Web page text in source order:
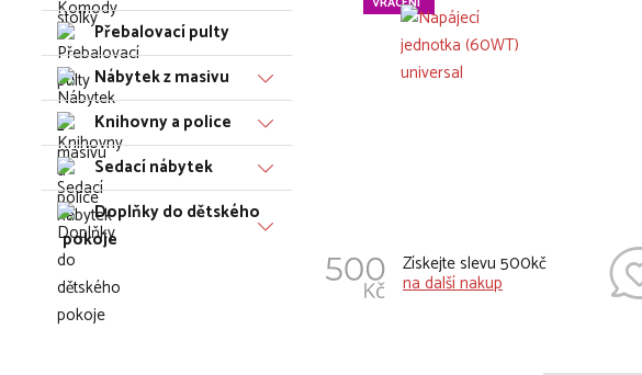
Přebalovací pulty
Nábytek z masivu
Knihovny a police
Sedací nábytek
Doplňky do dětského
pokoje
Získejte slevu 500kč
na další nakup